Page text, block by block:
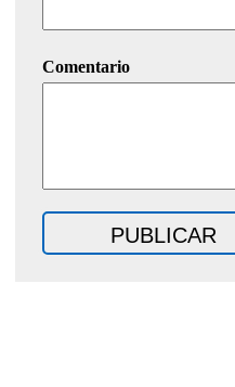
Comentario